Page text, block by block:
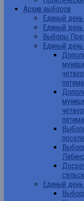
Архив выборов
Единый
Единый
Выборы
Единый
Единый